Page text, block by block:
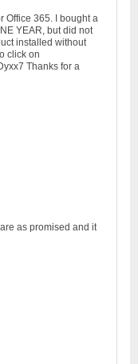
Office 365. I bought a
YEAR, but did not
installed without
click on
Thanks for a
as promised and it